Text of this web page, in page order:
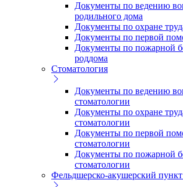
Документы по ведению
родильного дома
Документы по охране
Документы по первой
Документы по пожарной
роддома
Стоматология
Документы по ведению
стоматологии
Документы по охране
стоматологии
Документы по первой
стоматологии
Документы по пожарной
стоматологии
Фельдшерско-акушерский пункт